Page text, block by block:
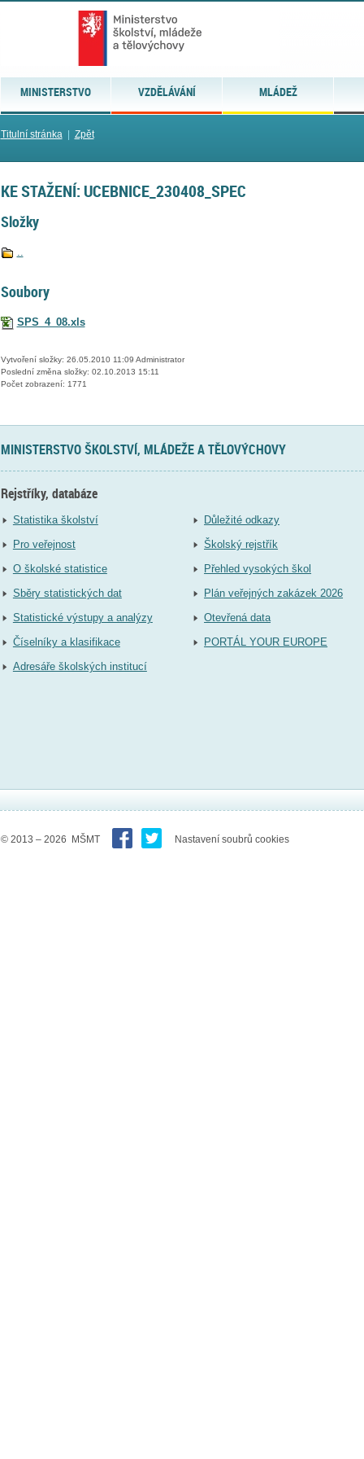
MINISTERSTVO VZDĚLÁVÁNÍ MLÁDEŽ
Titulní stránka| Zpět
KE STAŽENÍ: UCEBNICE_230408_SPEC
Složky
..
Soubory
SPS_4_08.xls
Vytvoření složky: 26.05.2010 11:09 Administrator
Poslední změna složky: 02.10.2013 15:11
Počet zobrazení: 1771
MINISTERSTVO ŠKOLSTVÍ, MLÁDEŽE A TĚLOVÝCHOVY
Rejstříky, databáze
Statistika školství
Pro veřejnost
O školské statistice
Sběry statistických dat
Statistické výstupy a analýzy
Číselníky a klasifikace
Adresáře školských institucí
Důležité odkazy
Školský rejstřík
Přehled vysokých škol
Plán veřejných zakázek 2026
Otevřená data
PORTÁL YOUR EUROPE
© 2013 – 2026 MŠMT Nastavení soubrů cookies